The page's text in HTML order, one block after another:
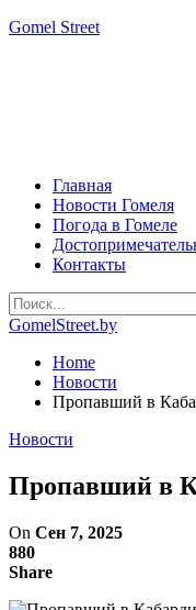
Gomel Street
Главная
Новости Гомеля
Погода в Гомеле
Контакты
GomelStreet.by
Home
Новости
Пропавший в
Новости
Пропавший в
On Сен 7, 2025
880
Share